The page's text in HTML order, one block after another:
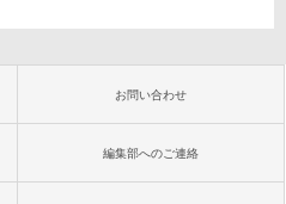
お問い合わせ
編集部へのご連絡